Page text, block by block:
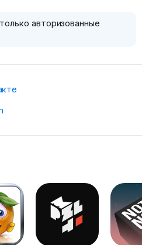
авторизованные